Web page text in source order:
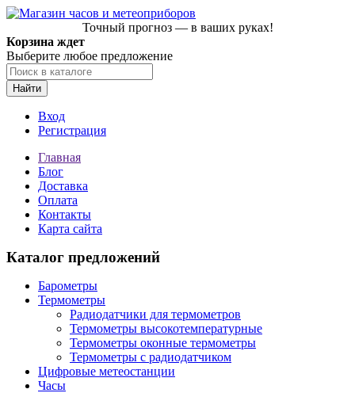
Точный прогноз — в ваших руках!
Корзина ждет
Выберите любое предложение
Найти
Вход
Регистрация
Главная
Блог
Доставка
Оплата
Контакты
Карта сайта
Каталог предложений
Барометры
Термометры
Радиодатчики для термометров
Термометры высокотемпературные
Термометры оконные термометры
Термометры с радиодатчиком
Цифровые метеостанции
Часы